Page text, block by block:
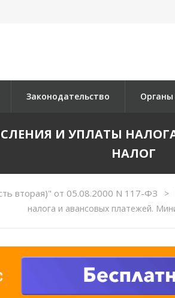
Законодательство Органы
И УПЛАТЫ
НАЛОГ
вторая)" от 05.08.2000 N 117-ФЗ >
налога и авансовых платежей.